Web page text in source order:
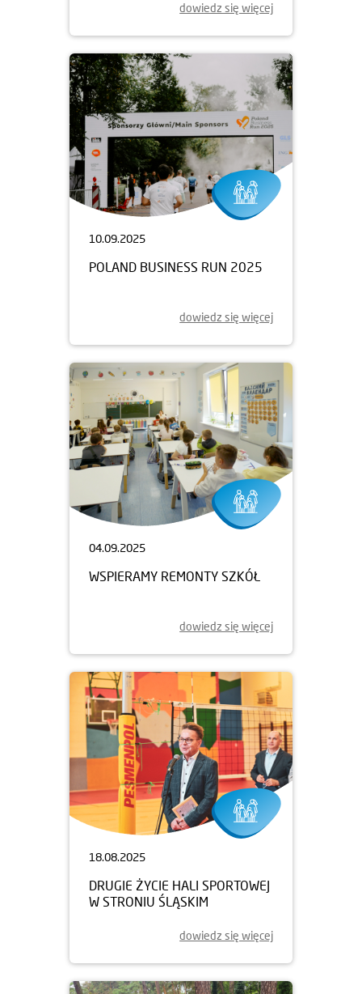
dowiedz się więcej
10.09.2025
POLAND BUSINESS RUN 2025
dowiedz się więcej
04.09.2025
WSPIERAMY REMONTY SZKÓŁ
dowiedz się więcej
18.08.2025
DRUGIE ŻYCIE HALI SPORTOWEJ
W STRONIU ŚLĄSKIM
dowiedz się więcej